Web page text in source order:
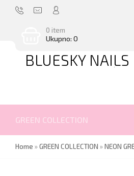
0 item
Ukupno: 0
BLUESKY NAILS
.
GREEN COLLECTION
Home »GREEN COLLECTION »NEON